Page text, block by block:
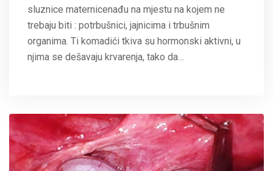
sluznice maternicenađu na mjestu na kojem ne
trebaju biti : potrbušnici, jajnicima i trbušnim
organima. Ti komadići tkiva su hormonski aktivni, u
njima se dešavaju krvarenja, tako da…